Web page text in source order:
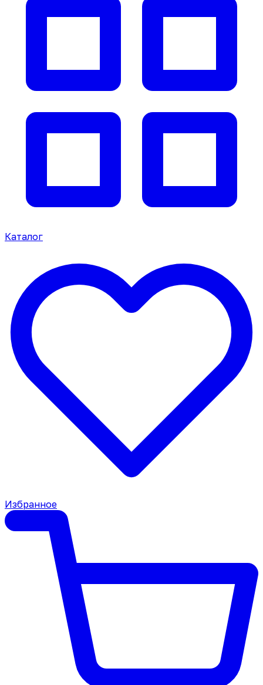
Каталог
Избранное